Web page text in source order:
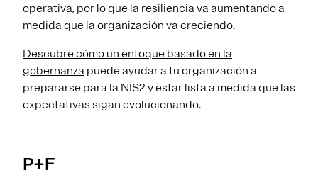
operativa, por lo que la resiliencia va aumentando a
medida que la organización va creciendo.
Descubre cómo un enfoque basado en la
gobernanza puede ayudar a tu organización a
prepararse para la NIS2 y estar lista a medida que las
expectativas sigan evolucionando.
P+F